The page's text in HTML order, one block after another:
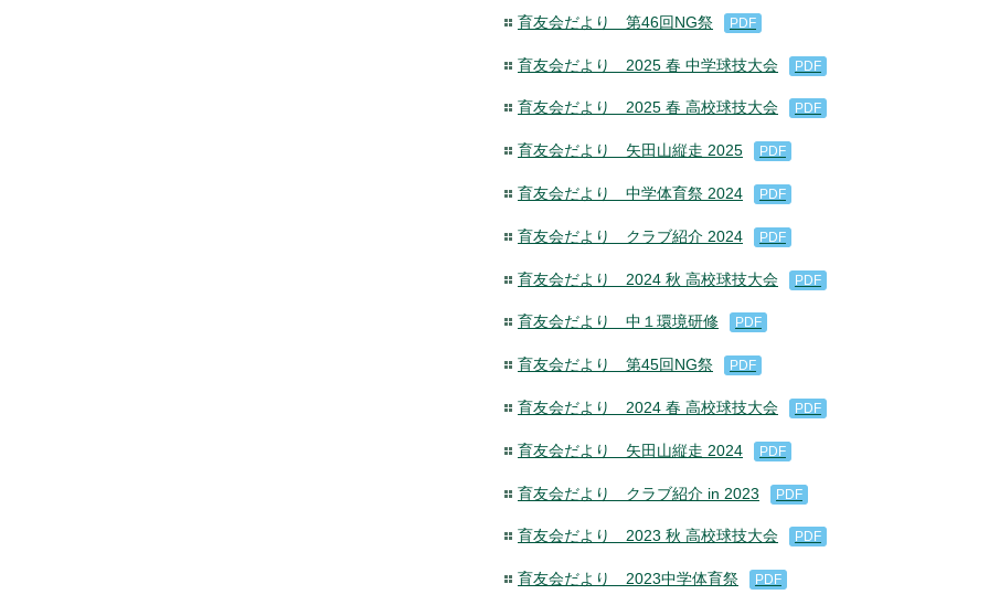
育友会だより 第46回NG祭 PDF
育友会だより 2025 春 中学球技大会 PDF
育友会だより 2025 春 高校球技大会 PDF
育友会だより 矢田山縦走 2025 PDF
育友会だより 中学体育祭 2024 PDF
育友会だより クラブ紹介 2024 PDF
育友会だより 2024 秋 高校球技大会 PDF
育友会だより 中１環境研修 PDF
育友会だより 第45回NG祭 PDF
育友会だより 2024 春 高校球技大会 PDF
育友会だより 矢田山縦走 2024 PDF
育友会だより クラブ紹介 in 2023 PDF
育友会だより 2023 秋 高校球技大会 PDF
育友会だより 2023中学体育祭 PDF